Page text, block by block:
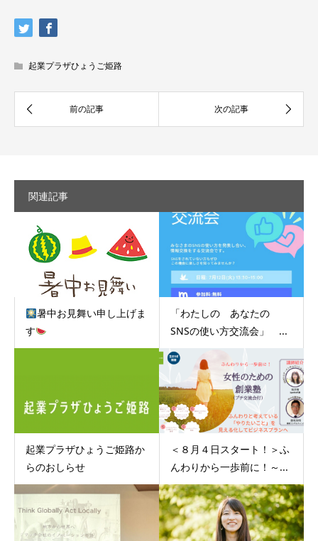
起業プラザひょうご姫路
関連記事
暑中お見舞い申し上げま
す
「わたしの あなたの
SNSの使い方交流会」 ...
起業プラザひょうご姫路か
らのおしらせ
＜８月４日スタート！＞ふ
んわりから一歩前に！～...